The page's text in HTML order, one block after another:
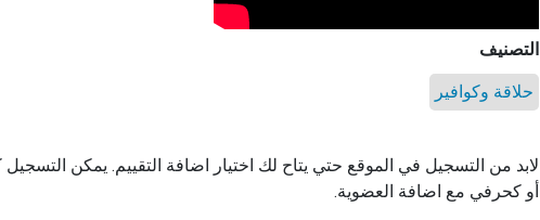
التصنيف
حلاقة وكوافير
لابد من التسجيل في الموقع حتي يتاح لك اختيار اضافة التقييم. يمكن
أو كحرفي مع اضافة العضوية.